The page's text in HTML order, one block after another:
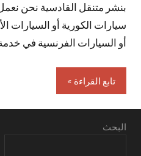
بنشر متنقل القادسية نحن
سيارات الكورية أو السيارات
أو السيارات الفرنسية في
تابع القراءة
البحث